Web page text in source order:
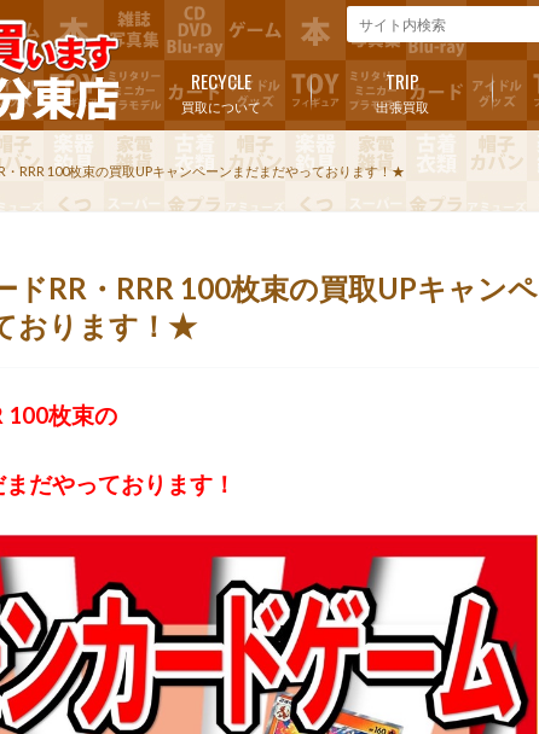
買取について
RECYCLE
出張買取
TRIP
RRR 100枚束の買取UPキャンペーンまだまだやっております！★
RR・RRR 100枚束の買取UPキャンペ
おります！★
100枚束の
だやっております！